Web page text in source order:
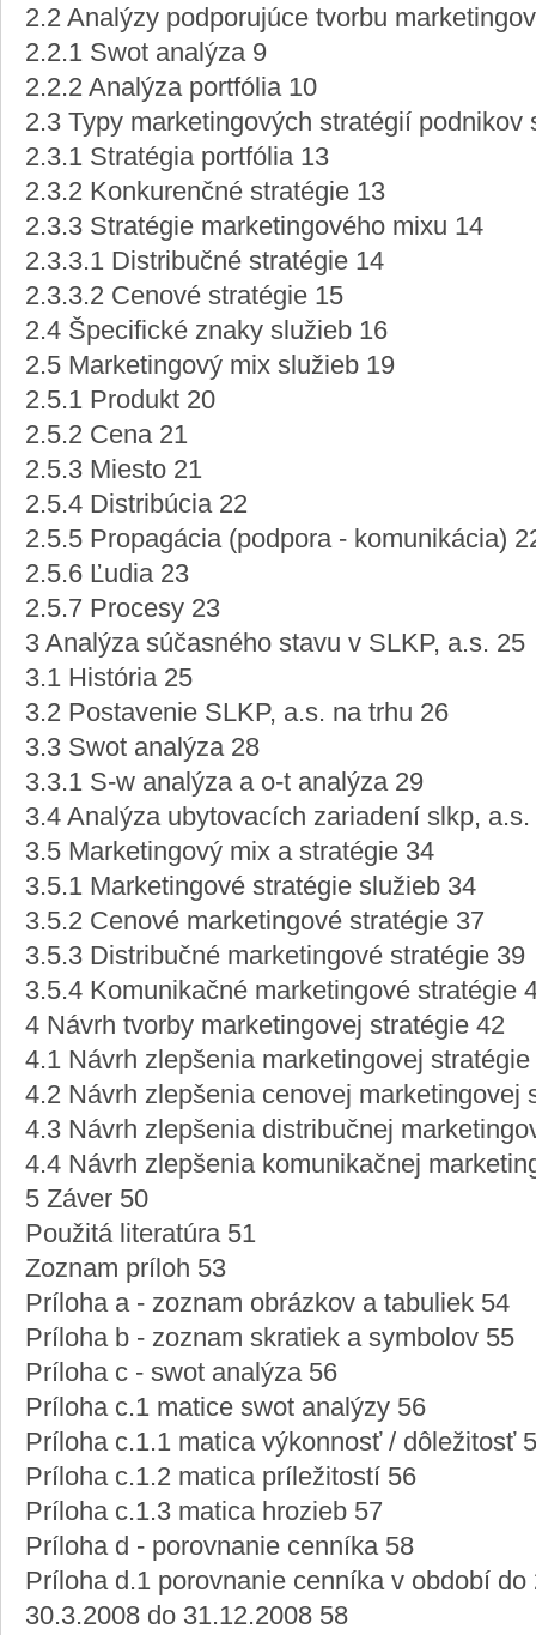
2.2 Analýzy podporujúce tvorbu
2.2.1 Swot analýza 9
2.2.2 Analýza portfólia 10
2.3 Typy marketingových stratégií podnikov
2.3.1 Stratégia portfólia 13
2.3.2 Konkurenčné stratégie 13
2.3.3 Stratégie marketingového mixu 14
2.3.3.1 Distribučné stratégie 14
2.3.3.2 Cenové stratégie 15
2.4 Špecifické znaky služieb 16
2.5 Marketingový mix služieb 19
2.5.1 Produkt 20
2.5.2 Cena 21
2.5.3 Miesto 21
2.5.4 Distribúcia 22
2.5.5 Propagácia (podpora - komunikácia)
2.5.6 Ľudia 23
2.5.7 Procesy 23
3 Analýza súčasného stavu v SLKP, a.s. 25
3.1 História 25
3.2 Postavenie SLKP, a.s. na trhu 26
3.3 Swot analýza 28
3.3.1 S-w analýza a o-t analýza 29
3.4 Analýza ubytovacích zariadení slkp, a.s.
3.5 Marketingový mix a stratégie 34
3.5.1 Marketingové stratégie služieb 34
3.5.2 Cenové marketingové stratégie 37
3.5.3 Distribučné marketingové stratégie 39
3.5.4 Komunikačné marketingové stratégie
4 Návrh tvorby marketingovej stratégie 42
4.1 Návrh zlepšenia marketingovej
4.2 Návrh zlepšenia cenovej marketingovej
4.3 Návrh zlepšenia distribučnej
4.4 Návrh zlepšenia komunikačnej
5 Záver 50
Použitá literatúra 51
Zoznam príloh 53
Príloha a - zoznam obrázkov a tabuliek 54
Príloha b - zoznam skratiek a symbolov 55
Príloha c - swot analýza 56
Príloha c.1 matice swot analýzy 56
Príloha c.1.1 matica výkonnosť / dôležitosť
Príloha c.1.2 matica príležitostí 56
Príloha c.1.3 matica hrozieb 57
Príloha d - porovnanie cenníka 58
Príloha d.1 porovnanie cenníka v období
30.3.2008 do 31.12.2008 58